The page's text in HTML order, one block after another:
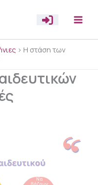
> Η στάση των